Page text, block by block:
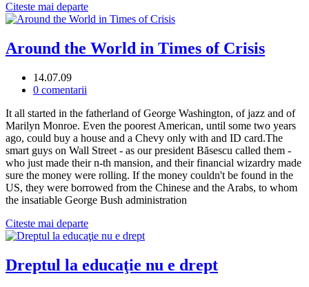
Citeste mai departe
Around the World in Times of Crisis
14.07.09
0 comentarii
It all started in the fatherland of George Washington, of jazz and of
Marilyn Monroe. Even the poorest American, until some two years
ago, could buy a house and a Chevy only with and ID card.The
smart guys on Wall Street - as our president Băsescu called them -
who just made their n-th mansion, and their financial wizardry made
sure the money were rolling. If the money couldn't be found in the
US, they were borrowed from the Chinese and the Arabs, to whom
the insatiable George Bush administration
Citeste mai departe
Dreptul la educaţie nu e drept